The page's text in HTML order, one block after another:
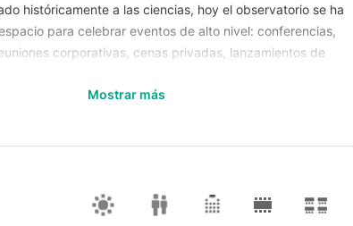
históricamente a las ciencias, hoy el observatorio se ha
para celebrar eventos de alto nivel: conferencias,
corporativas, cenas privadas, lanzamientos de
la cima del Tibidabo ofrece vistas panorámicas de la ciudad
escenario para impresionar a clientes e invitados.
Mostrar más